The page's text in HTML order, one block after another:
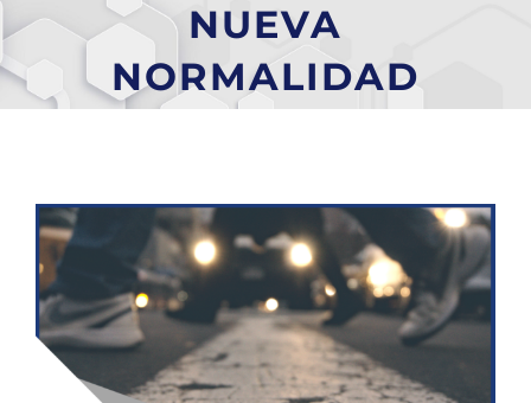
NUEVA
NORMALIDAD
Ver
imagen
más
grande